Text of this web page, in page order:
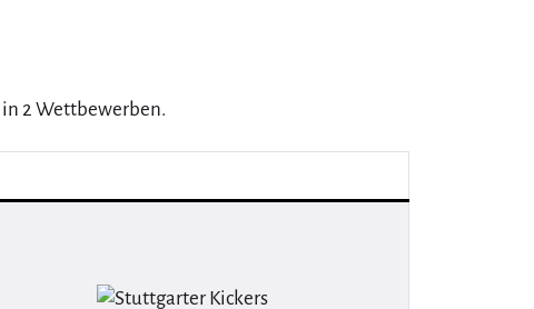
2 Wettbewerben.